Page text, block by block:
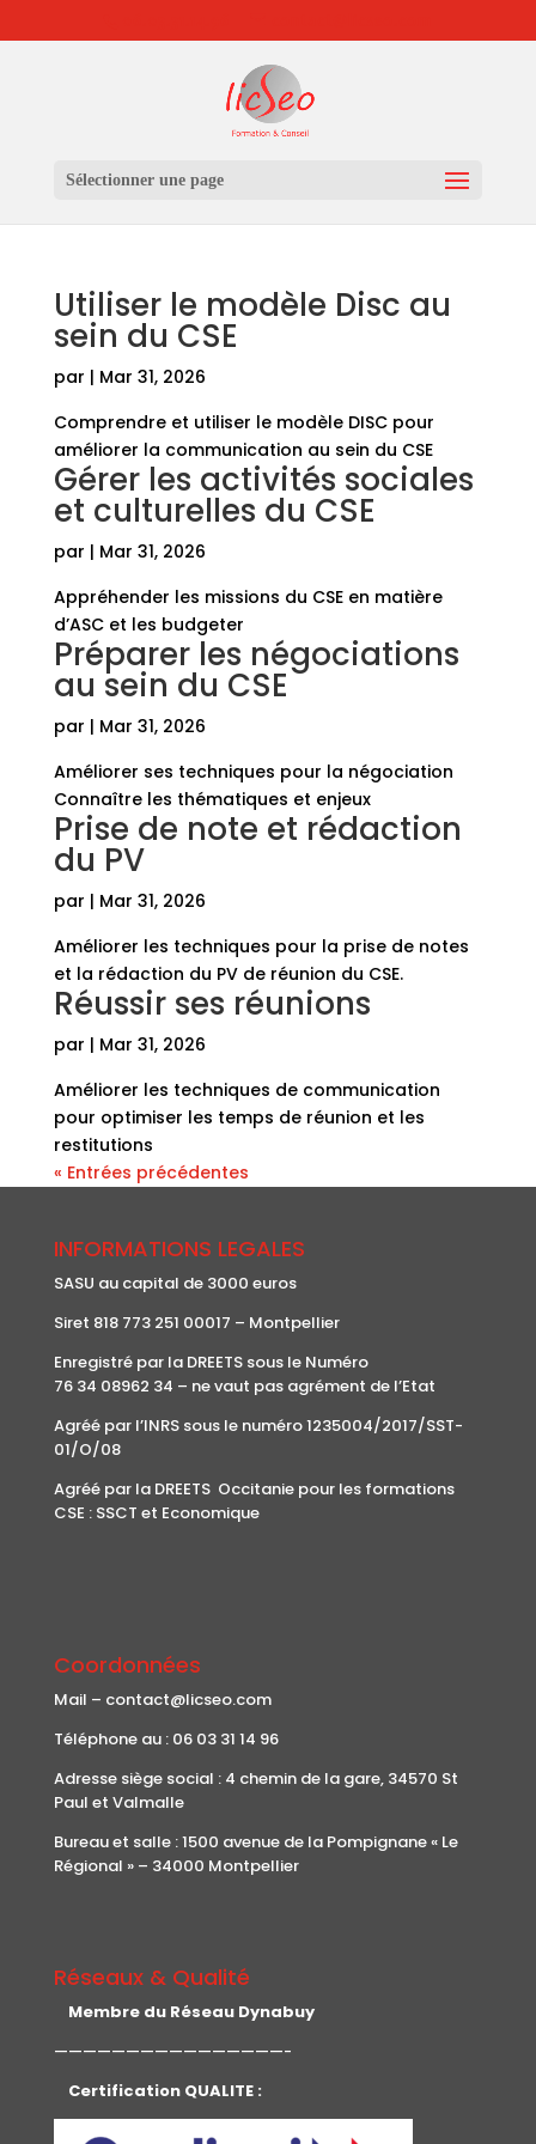
Sélectionner une page
Utiliser le modèle Disc au
sein du CSE
par | Mar 31, 2026
Comprendre et utiliser le modèle DISC pour
améliorer la communication au sein du CSE
Gérer les activités sociales
et culturelles du CSE
par | Mar 31, 2026
Appréhender les missions du CSE en matière
d’ASC et les budgeter
Préparer les négociations
au sein du CSE
par | Mar 31, 2026
Améliorer ses techniques pour la négociation
Connaître les thématiques et enjeux
Prise de note et rédaction
du PV
par | Mar 31, 2026
Améliorer les techniques pour la prise de notes
et la rédaction du PV de réunion du CSE.
Réussir ses réunions
par | Mar 31, 2026
Améliorer les techniques de communication
pour optimiser les temps de réunion et les
restitutions
« Entrées précédentes
INFORMATIONS LEGALES
SASU au capital de 3000 euros
Siret 818 773 251 00017 – Montpellier
Enregistré par la DREETS sous le Numéro
76 34 08962 34 – ne vaut pas agrément de l’Etat
Agréé par l’INRS sous le numéro 1235004/2017/SST-
01/O/08
Agréé par la DREETS Occitanie pour les formations
CSE : SSCT et Economique
Coordonnées
Mail – contact@licseo.com
Téléphone au : 06 03 31 14 96
Adresse siège social : 4 chemin de la gare, 34570 St
Paul et Valmalle
Bureau et salle : 1500 avenue de la Pompignane « Le
Régional » – 34000 Montpellier
Réseaux & Qualité
Membre du Réseau Dynabuy
————————————————-
Certification QUALITE :